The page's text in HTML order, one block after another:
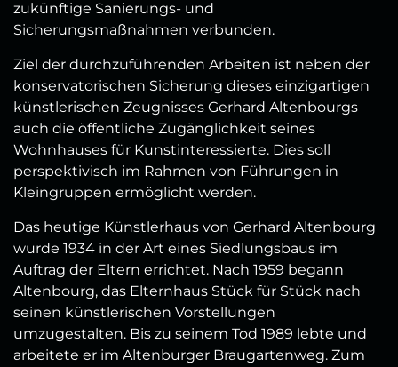
zukünftige Sanierungs- und
Sicherungsmaßnahmen verbunden.
Ziel der durchzuführenden Arbeiten ist neben der
konservatorischen Sicherung dieses einzigartigen
künstlerischen Zeugnisses Gerhard Altenbourgs
auch die öffentliche Zugänglichkeit seines
Wohnhauses für Kunstinteressierte. Dies soll
perspektivisch im Rahmen von Führungen in
Kleingruppen ermöglicht werden.
Das heutige Künstlerhaus von Gerhard Altenbourg
wurde 1934 in der Art eines Siedlungsbaus im
Auftrag der Eltern errichtet. Nach 1959 begann
Altenbourg, das Elternhaus Stück für Stück nach
seinen künstlerischen Vorstellungen
umzugestalten. Bis zu seinem Tod 1989 lebte und
arbeitete er im Altenburger Braugartenweg. Zum